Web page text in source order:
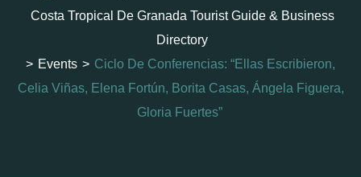
Costa Tropical De Granada Tourist Guide & Business
Directory
> Events > Ciclo De Conferencias: “Ellas Escribieron,
Celia Viñas, Elena Fortún, Borita Casas, Ángela Figuera,
Gloria Fuertes”